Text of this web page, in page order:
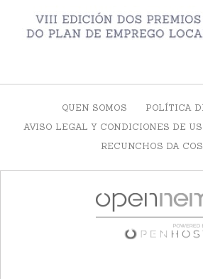
QUEN SOMOS
POLÍTICA
AVISO LEGAL Y CONDICIONES DE
RECUNCHOS DA